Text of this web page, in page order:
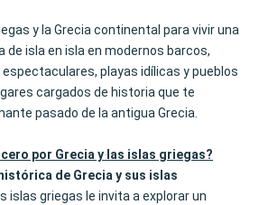
y la Grecia continental para vivir una
de isla en isla en modernos barcos,
playas idílicas y pueblos
cargados de historia que te
pasado de la antigua Grecia.
por Grecia y las islas griegas?
de Grecia y sus islas
islas griegas le invita a explorar un